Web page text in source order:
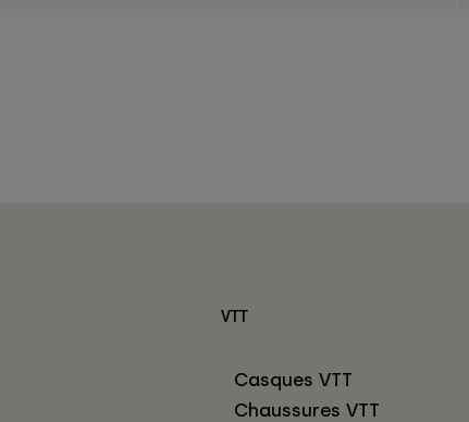
VTT
Casques VTT
Chaussures VTT